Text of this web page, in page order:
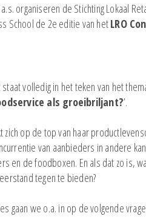
organiseren de Stichting Lokaal
School de 2e editie van hetLRO
staat volledig in het teken van het
als groeibriljant?’.
op de top van haar
van aanbieders in andere
en de foodboxen. En als dat zo is,
tegen te bieden?
gaan we o.a. in op de volgende